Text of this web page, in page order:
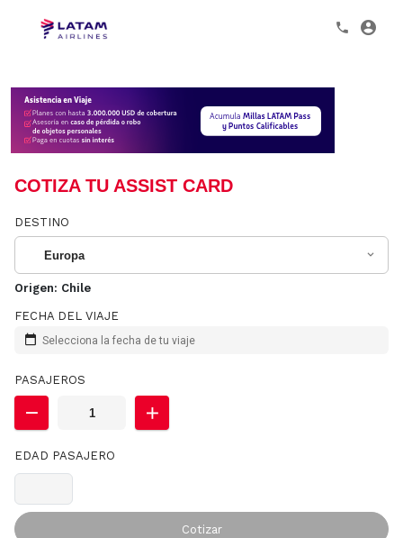
COTIZA TU ASSIST CARD
DESTINO
Europa
Origen: Chile
FECHA DEL VIAJE
Selecciona la fecha de tu viaje
PASAJEROS
EDAD PASAJERO
Cotizar